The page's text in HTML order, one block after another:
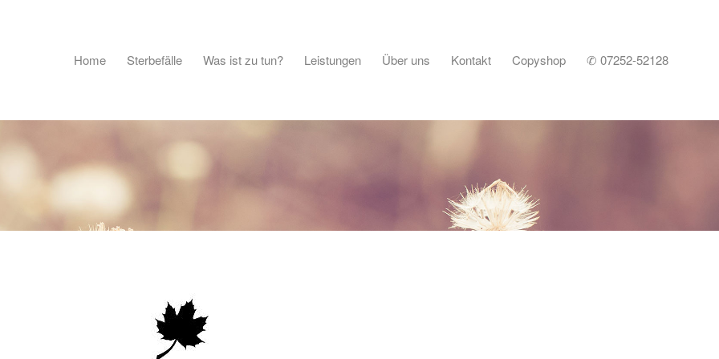
Home Sterbefälle Was ist zu tun? Leistungen Über uns Kontakt Copyshop ✆ 07252-52128